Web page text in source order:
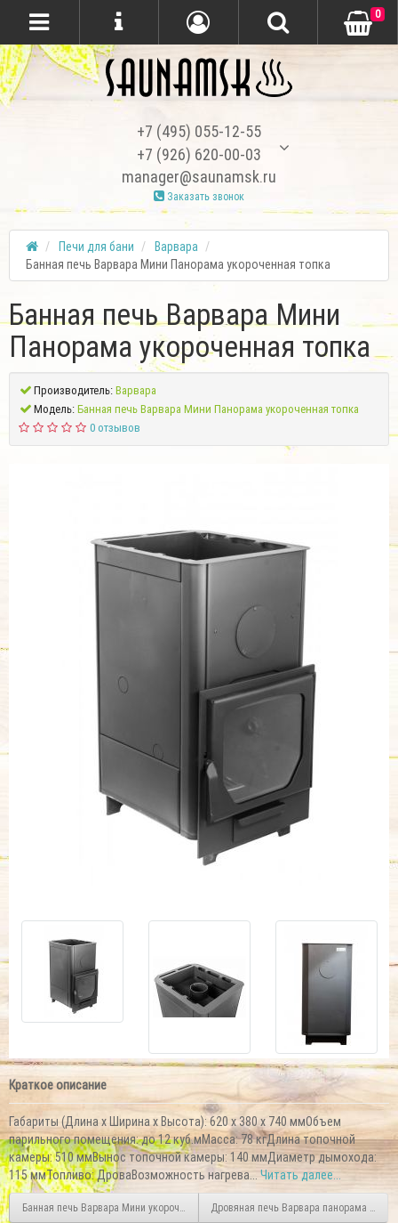
+7 (495) 055-12-55
+7 (926) 620-00-03
manager@saunamsk.ru
Заказать звонок
0
Печи для бани
Варвара
Банная печь Варвара Мини Панорама укороченная топка
Банная печь Варвара Мини
Панорама укороченная топка
Производитель:Варвара
Модель:Банная печь Варвара Мини Панорама укороченная топка
0 отзывов
Краткое описание
Габариты (Длина х Ширина х Высота): 620 х 380 х 740 ммОбъем
парильного помещения: до 12 куб.мМасса: 78 кгДлина топочной
камеры: 510 ммВынос топочной камеры: 140 ммДиаметр дымохода:
115 ммТопливо: ДроваВозможность нагрева...Читать далее...
Банная печь Варвара Мини укороченная топкаДровяная печь Варвара панорама